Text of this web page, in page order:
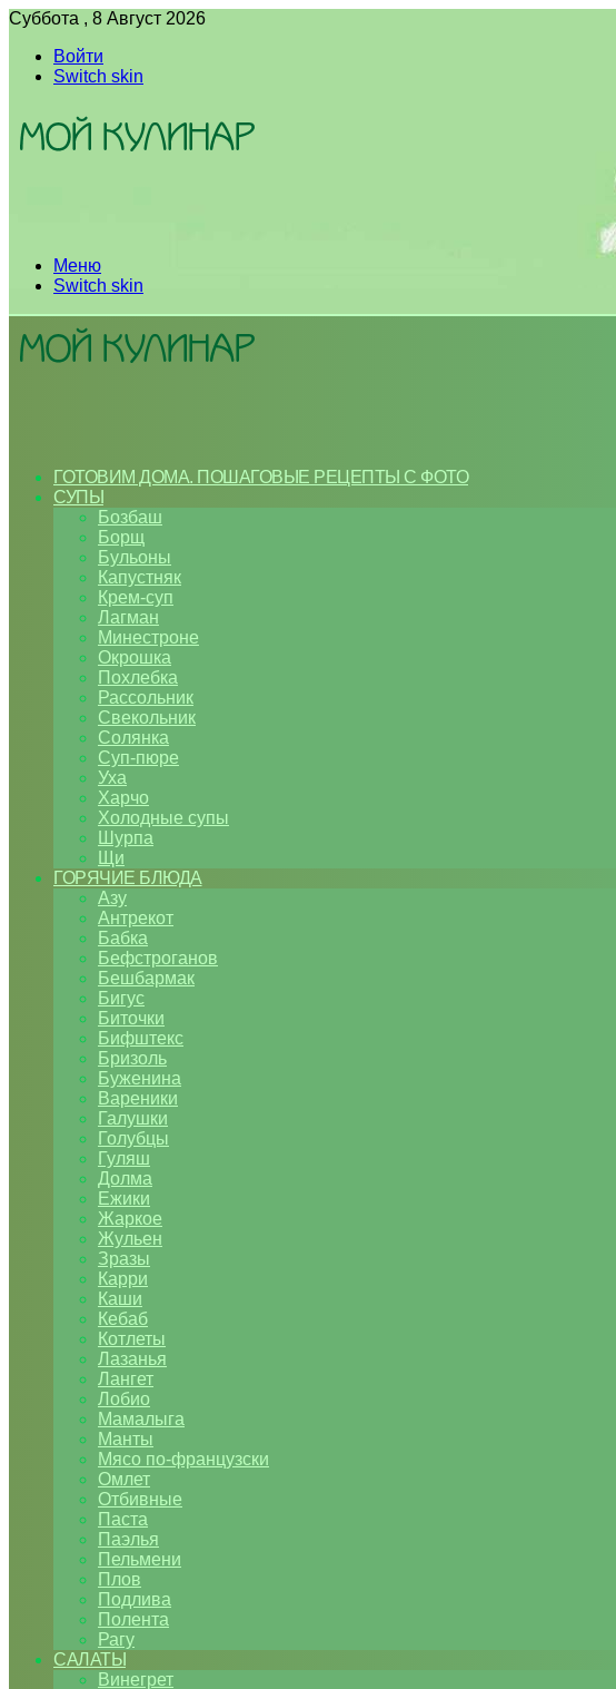
Суббота , 8 Август 2026
Войти
Switch skin
Меню
Switch skin
ГОТОВИМ ДОМА. ПОШАГОВЫЕ РЕЦЕПТЫ С ФОТО
СУПЫ
Бозбаш
Борщ
Бульоны
Капустняк
Крем-суп
Лагман
Минестроне
Окрошка
Похлебка
Рассольник
Свекольник
Солянка
Суп-пюре
Уха
Харчо
Холодные супы
Шурпа
Щи
ГОРЯЧИЕ БЛЮДА
Азу
Антрекот
Бабка
Бефстроганов
Бешбармак
Бигус
Биточки
Бифштекс
Бризоль
Буженина
Вареники
Галушки
Голубцы
Гуляш
Долма
Ежики
Жаркое
Жульен
Зразы
Карри
Каши
Кебаб
Котлеты
Лазанья
Лангет
Лобио
Мамалыга
Манты
Мясо по-французски
Омлет
Отбивные
Паста
Паэлья
Пельмени
Плов
Подлива
Полента
Рагу
САЛАТЫ
Винегрет